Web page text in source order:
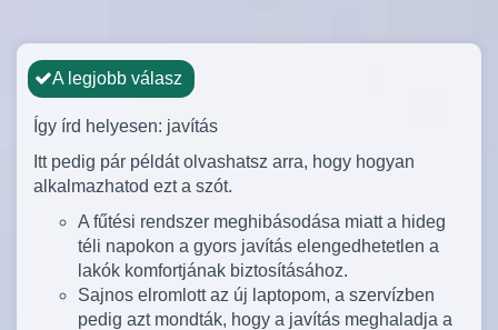
A legjobb válasz
Így írd helyesen: javítás
Itt pedig pár példát olvashatsz arra, hogy hogyan
alkalmazhatod ezt a szót.
A fűtési rendszer meghibásodása miatt a hideg
téli napokon a gyors javítás elengedhetetlen a
lakók komfortjának biztosításához.
Sajnos elromlott az új laptopom, a szervízben
pedig azt mondták, hogy a javítás meghaladja a